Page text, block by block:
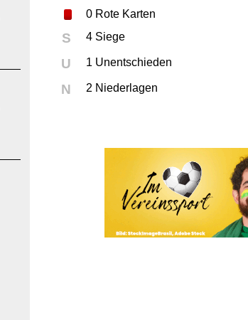
0 Rote Karten
S 4 Siege
U 1 Unentschieden
N 2 Niederlagen